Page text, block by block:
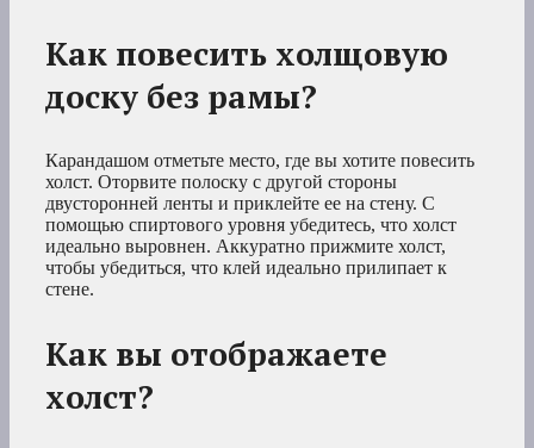
Как повесить холщовую
доску без рамы?
Карандашом отметьте место, где вы хотите повесить
холст. Оторвите полоску с другой стороны
двусторонней ленты и приклейте ее на стену. С
помощью спиртового уровня убедитесь, что холст
идеально выровнен. Аккуратно прижмите холст,
чтобы убедиться, что клей идеально прилипает к
стене.
Как вы отображаете
холст?